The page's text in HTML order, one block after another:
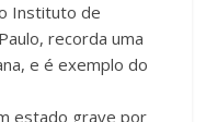
Instituto de
recorda uma
e é exemplo do
estado grave por